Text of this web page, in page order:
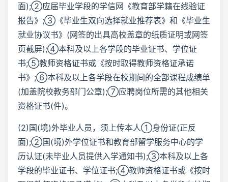
面);②应届毕业学段的学信网《教育部学籍在线验证
报告》;③《毕业生双向选择就业推荐表》和《毕业生
就业协议书》(网签的出具高校盖章的纸质证明或网签
页截屏);④本科及以上各学段的毕业证书、学位证
书;⑤教师资格证书或《按时取得教师资格证承诺
书》;⑥本科及以上各学段在校期间的全部课程成绩单
(加盖院校教务部门公章);⑦应聘岗位所需的其他相关
资格证书(件)。
(2)国(境)外毕业人员，须上传本人①身份证(正反
面);②国(境)外学位证书和教育部留学服务中心的学
历认证(未毕业人员提供入学通知书);③本科及以上各
学段的毕业证书、学位证书;④教师资格证书或《按时